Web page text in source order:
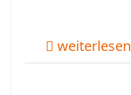
weiterlesen